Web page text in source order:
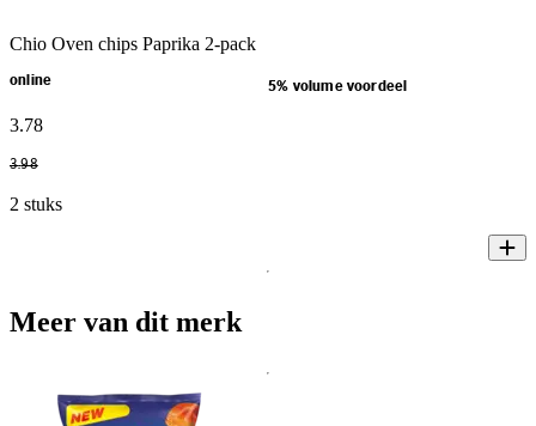
Chio Oven chips Paprika 2-pack
online 5% volume voordeel
3.78
3.98
2 stuks
Meer van dit merk